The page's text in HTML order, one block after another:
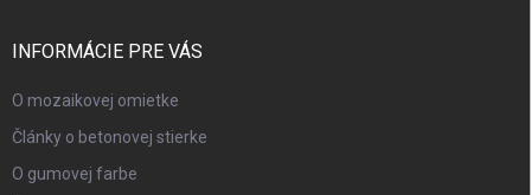
INFORMÁCIE PRE VÁS
O mozaikovej omietke
Články o betonovej stierke
O gumovej farbe